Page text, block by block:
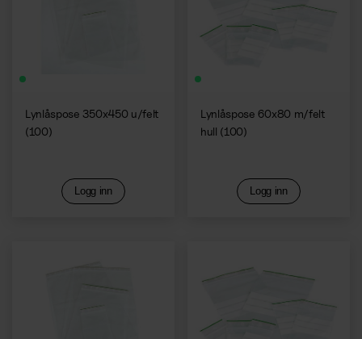
Lynlåspose 350x450 u/felt
(100)
Logg inn
Lynlåspose 60x80 m/felt
hull (100)
Logg inn